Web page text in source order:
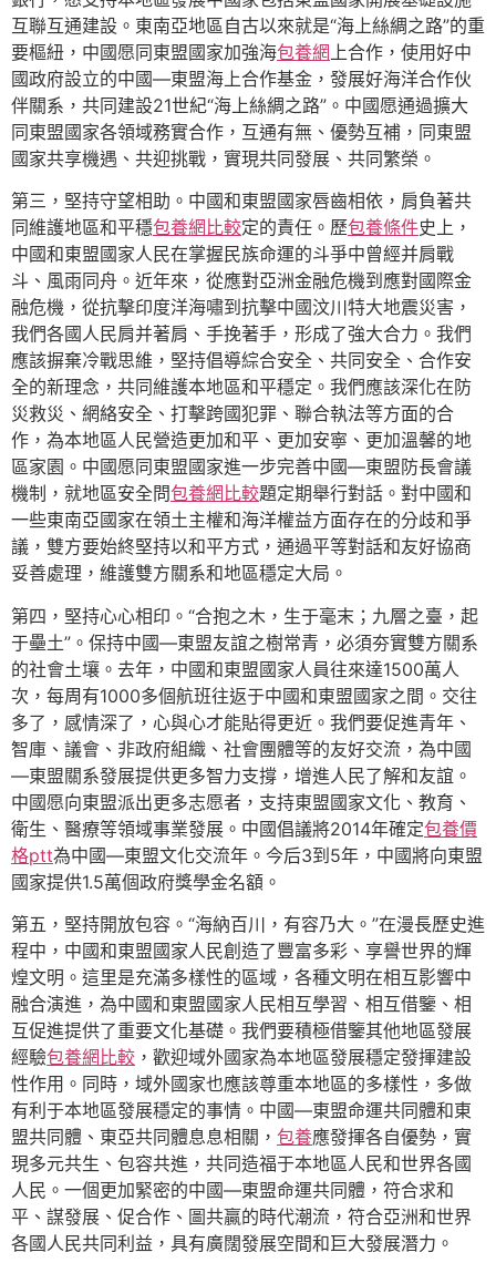
互聯互通建設。東南亞地區自古以來就是“海上絲綢之路”的重
要樞紐，中國愿同東盟國家加強海包養網上合作，使用好中
國政府設立的中國—東盟海上合作基金，發展好海洋合作伙
伴關系，共同建設21世紀“海上絲綢之路”。中國愿通過擴大
同東盟國家各領域務實合作，互通有無、優勢互補，同東盟
國家共享機遇、共迎挑戰，實現共同發展、共同繁榮。
第三，堅持守望相助。中國和東盟國家唇齒相依，肩負著共
同維護地區和平穩包養網比較定的責任。歷包養條件史上，
中國和東盟國家人民在掌握民族命運的斗爭中曾經并肩戰
斗、風雨同舟。近年來，從應對亞洲金融危機到應對國際金
融危機，從抗擊印度洋海嘯到抗擊中國汶川特大地震災害，
我們各國人民肩并著肩、手挽著手，形成了強大合力。我們
應該摒棄冷戰思維，堅持倡導綜合安全、共同安全、合作安
全的新理念，共同維護本地區和平穩定。我們應該深化在防
災救災、網絡安全、打擊跨國犯罪、聯合執法等方面的合
作，為本地區人民營造更加和平、更加安寧、更加溫馨的地
區家園。中國愿同東盟國家進一步完善中國—東盟防長會議
機制，就地區安全問包養網比較題定期舉行對話。對中國和
一些東南亞國家在領土主權和海洋權益方面存在的分歧和爭
議，雙方要始終堅持以和平方式，通過平等對話和友好協商
妥善處理，維護雙方關系和地區穩定大局。
第四，堅持心心相印。“合抱之木，生于毫末；九層之臺，起
于壘土”。保持中國—東盟友誼之樹常青，必須夯實雙方關系
的社會土壤。去年，中國和東盟國家人員往來達1500萬人
次，每周有1000多個航班往返于中國和東盟國家之間。交往
多了，感情深了，心與心才能貼得更近。我們要促進青年、
智庫、議會、非政府組織、社會團體等的友好交流，為中國
—東盟關系發展提供更多智力支撐，增進人民了解和友誼。
中國愿向東盟派出更多志愿者，支持東盟國家文化、教育、
衛生、醫療等領域事業發展。中國倡議將2014年確定包養價
格ptt為中國—東盟文化交流年。今后3到5年，中國將向東盟
國家提供1.5萬個政府獎學金名額。
第五，堅持開放包容。“海納百川，有容乃大。”在漫長歷史進
程中，中國和東盟國家人民創造了豐富多彩、享譽世界的輝
煌文明。這里是充滿多樣性的區域，各種文明在相互影響中
融合演進，為中國和東盟國家人民相互學習、相互借鑒、相
互促進提供了重要文化基礎。我們要積極借鑒其他地區發展
經驗包養網比較 ，歡迎域外國家為本地區發展穩定發揮建設
性作用。同時，域外國家也應該尊重本地區的多樣性，多做
有利于本地區發展穩定的事情。中國—東盟命運共同體和東
盟共同體、東亞共同體息息相關， 包養應發揮各自優勢，實
現多元共生、包容共進，共同造福于本地區人民和世界各國
人民。一個更加緊密的中國—東盟命運共同體，符合求和
平、謀發展、促合作、圖共贏的時代潮流，符合亞洲和世界
各國人民共同利益，具有廣闊發展空間和巨大發展潛力。